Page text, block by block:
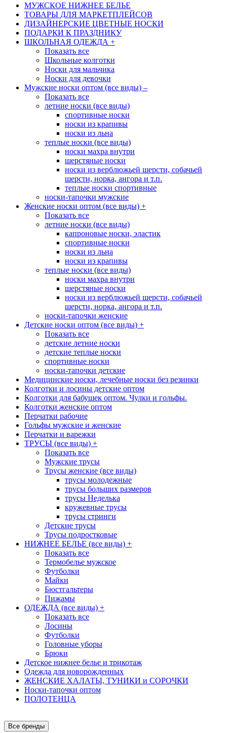
МУЖСКОЕ НИЖНЕЕ БЕЛЬЕ
ТОВАРЫ ДЛЯ МАРКЕТПЛЕЙСОВ
ДИЗАЙНЕРСКИЕ ЦВЕТНЫЕ НОСКИ
ПОДАРКИ К ПРАЗДНИКУ
ШКОЛЬНАЯ ОДЕЖДА +
Показать все
Школьные колготки
Носки для мальчика
Носки для девочки
Мужские носки оптом (все виды) –
Показать все
летние носки (все виды)
спортивные носки
носки из крапивы
носки из льна
теплые носки (все виды)
носки махра внутри
шерстяные носки
носки из верблюжьей шерсти, собачьей
шерсти, норка, ангора и т.п.
теплые носки спортивные
носки-тапочки мужские
Женские носки оптом (все виды) +
Показать все
летние носки (все виды)
капроновые носки, эластик
спортивные носки
носки из льна
носки из крапивы
теплые носки (все виды)
носки махра внутри
шерстяные носки
носки из верблюжьей шерсти, собачьей
шерсти, норка, ангора и т.п.
носки-тапочки женские
Детские носки оптом (все виды) +
Показать все
детские летние носки
детские теплые носки
спортивные носки
носки-тапочки детские
Медицинские носки, лечебные носки без резинки
Колготки и лосины детские оптом
Колготки для бабушек оптом. Чулки и гольфы.
Колготки женские оптом
Перчатки рабочие
Гольфы мужские и женские
Перчатки и варежки
ТРУСЫ (все виды) +
Показать все
Мужские трусы
Трусы женские (все виды)
трусы молодежные
трусы больших размеров
трусы Неделька
кружевные трусы
трусы стринги
Детские трусы
Трусы подростковые
НИЖНЕЕ БЕЛЬЕ (все виды) +
Показать все
Термобелье мужское
Футболки
Майки
Бюстгальтеры
Пижамы
ОДЕЖДА (все виды) +
Показать все
Лосины
Футболки
Головные уборы
Брюки
Детское нижнее белье и трикотаж
Одежда для новорожденных
ЖЕНСКИЕ ХАЛАТЫ, ТУНИКИ и СОРОЧКИ
Носки-тапочки оптом
ПОЛОТЕНЦА
Все бренды